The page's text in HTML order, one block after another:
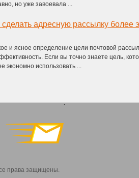
но уже завоевала ...
сделать адресную рассылку более
и ясное определение цели почтовой
Если вы точно знаете цель,
экономно использовать ...
`
права защищены.